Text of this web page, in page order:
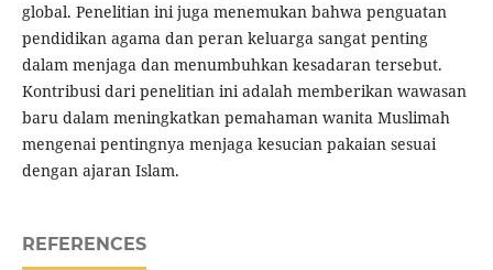
global. Penelitian ini juga menemukan bahwa penguatan
pendidikan agama dan peran keluarga sangat penting
dalam menjaga dan menumbuhkan kesadaran tersebut.
Kontribusi dari penelitian ini adalah memberikan wawasan
baru dalam meningkatkan pemahaman wanita Muslimah
mengenai pentingnya menjaga kesucian pakaian sesuai
dengan ajaran Islam.
REFERENCES